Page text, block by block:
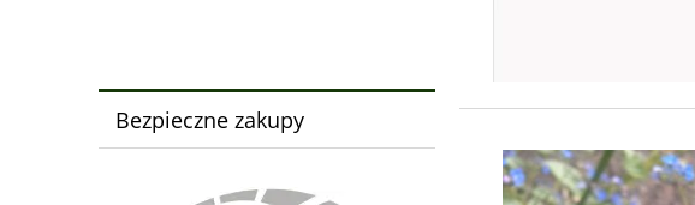
Bezpieczne zakupy